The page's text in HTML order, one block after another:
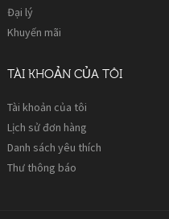
Đại lý
Khuyến mãi
TÀI KHOẢN CỦA TÔI
Tài khoản của tôi
Lịch sử đơn hàng
Danh sách yêu thích
Thư thông báo